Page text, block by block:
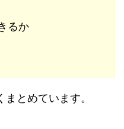
るか
とめています。